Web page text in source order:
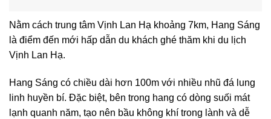
Nằm cách trung tâm Vịnh Lan Hạ khoảng 7km, Hang Sáng
là điểm đến mới hấp dẫn du khách ghé thăm khi du lịch
Vịnh Lan Hạ.
Hang Sáng có chiều dài hơn 100m với nhiều nhũ đá lung
linh huyền bí. Đặc biệt, bên trong hang có dòng suối mát
lạnh quanh năm, tạo nên bầu không khí trong lành và dễ